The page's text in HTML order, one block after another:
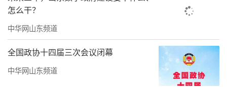
增残疾人就业3931人，其中，城镇新增残疾人
就业377人，农村新增残疾人就业3554人
关心关爱青少年心理健康和视力防护
2025年，全市中小学将心理健康教育纳入
怎么干？
中华网山东频道
全国政协十四届三次会议闭幕
中华网山东频道